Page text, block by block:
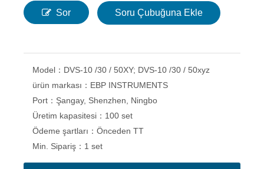
Sor Soru Çubuğuna Ekle
Model： DVS-10 /30 / 50XY; DVS-10 /30 / 50xyz
ürün markası： EBP INSTRUMENTS
Port： Şangay, Shenzhen, Ningbo
Üretim kapasitesi： 100 set
Ödeme şartları： Önceden TT
Min. Sipariş： 1 set